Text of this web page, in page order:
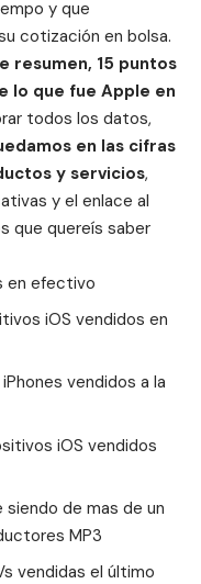
y que
cotización en bolsa.
resumen, 15 puntos
lo que fue Apple en
todos los datos,
en las cifras
y servicios,
y el enlace al
que quereís saber
en efectivo
iOS vendidos en
vendidos a la
iOS vendidos
de mas de un
MP3
vendidas el último